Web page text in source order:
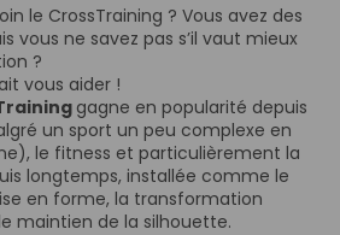
le CrossTraining ? Vous avez des
vous ne savez pas s’il vaut mieux
?
vous aider !
gagne en popularité depuis
un sport un peu complexe en
le fitness et particulièrement la
longtemps, installée comme le
en forme, la transformation
maintien de la silhouette.